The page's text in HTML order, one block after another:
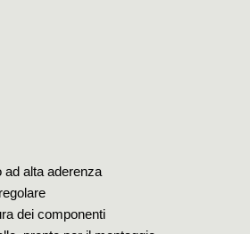
alta aderenza
dei componenti